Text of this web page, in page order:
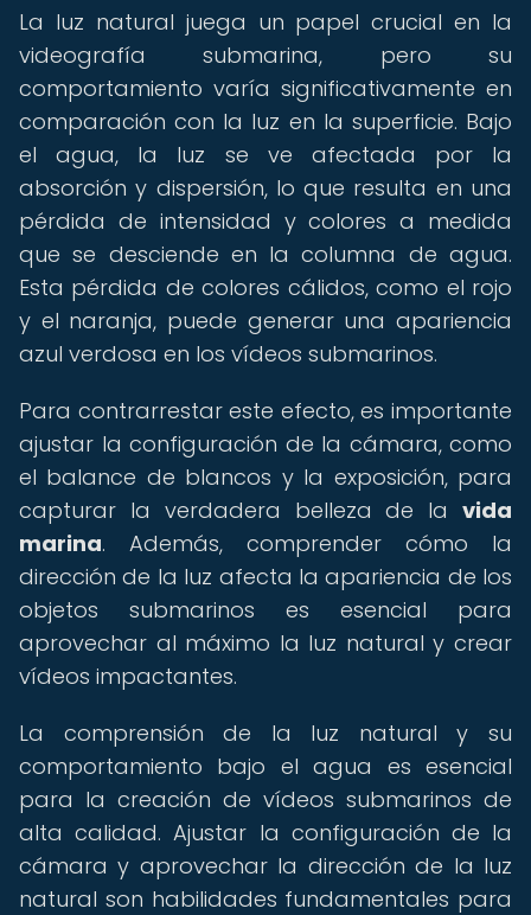
La luz natural juega un papel crucial en la
videografía submarina, pero su
comportamiento varía significativamente en
comparación con la luz en la superficie. Bajo
el agua, la luz se ve afectada por la
absorción y dispersión, lo que resulta en una
pérdida de intensidad y colores a medida
que se desciende en la columna de agua.
Esta pérdida de colores cálidos, como el rojo
y el naranja, puede generar una apariencia
azul verdosa en los vídeos submarinos.
Para contrarrestar este efecto, es importante
ajustar la configuración de la cámara, como
el balance de blancos y la exposición, para
capturar la verdadera belleza de la vida
marina. Además, comprender cómo la
dirección de la luz afecta la apariencia de los
objetos submarinos es esencial para
aprovechar al máximo la luz natural y crear
vídeos impactantes.
La comprensión de la luz natural y su
comportamiento bajo el agua es esencial
para la creación de vídeos submarinos de
alta calidad. Ajustar la configuración de la
cámara y aprovechar la dirección de la luz
natural son habilidades fundamentales para